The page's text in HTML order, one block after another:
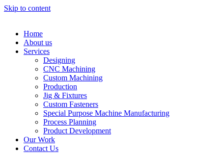
Skip to content
Home
About us
Services
Designing
CNC Machining
Custom Machining
Production
Jig & Fixtures
Custom Fasteners
Special Purpose Machine Manufacturing
Process Planning
Product Development
Our Work
Contact Us